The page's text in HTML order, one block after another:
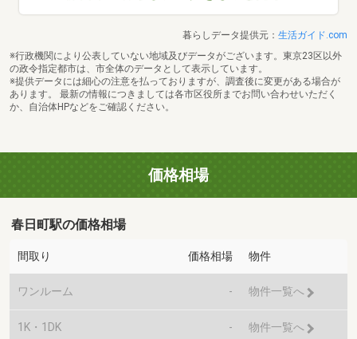
暮らしデータ提供元： 生活ガイド.com
※行政機関により公表していない地域及びデータがございます。東京23区以外
の政令指定都市は、市全体のデータとして表示しています。
※提供データには細心の注意を払っておりますが、調査後に変更がある場合が
あります。 最新の情報につきましては各市区役所までお問い合わせいただく
か、自治体HPなどをご確認ください。
価格相場
春日町駅の価格相場
間取り 価格相場 物件
ワンルーム - 物件一覧へ
1K・1DK - 物件一覧へ